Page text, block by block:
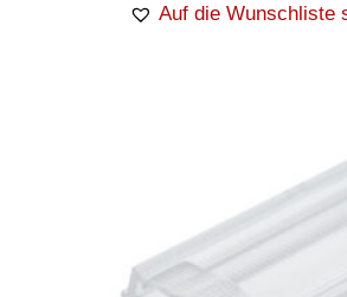
Auf die Wunschliste